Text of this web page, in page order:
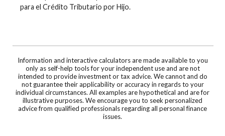
para el Crédito Tributario por Hijo.
Information and interactive calculators are made available to you
only as self-help tools for your independent use and are not
intended to provide investment or tax advice. We cannot and do
not guarantee their applicability or accuracy in regards to your
individual circumstances. All examples are hypothetical and are for
illustrative purposes. We encourage you to seek personalized
advice from qualified professionals regarding all personal finance
issues.